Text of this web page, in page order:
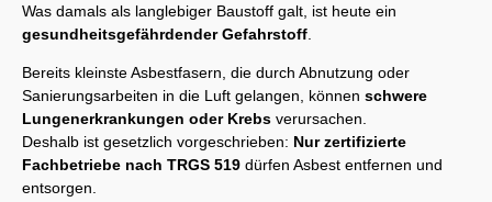
Was damals als langlebiger Baustoff galt, ist heute ein
gesundheitsgefährdender Gefahrstoff
Bereits kleinste Asbestfasern, die durch Abnutzung oder
Sanierungsarbeiten in die Luft gelangen, können schwere
Lungenerkrankungen oder Krebs verursachen.
Deshalb ist gesetzlich vorgeschrieben: Nur zertifizierte
Fachbetriebe nach TRGS 519 dürfen Asbest entfernen und
entsorgen.